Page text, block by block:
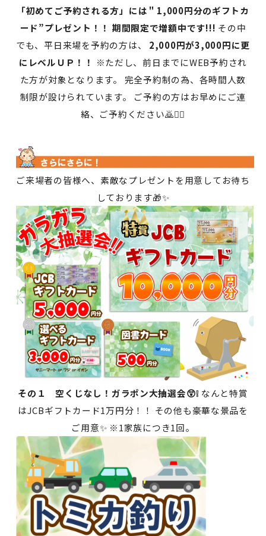
「初めてご予約される方」には＂1,000円分のギフトカ
ード”プレゼント！！ 期間限定で増額中です!!! その中
でも、平日来場を予約の方は、
2,000円が3,000円に更
にレベルＵＰ！！
※ただし、前日までにWEB予約され
た方が対象となります。 完全予約制の為、各時間人数
制限が設けられています。 ご予約の方はお早めにご連
絡、ご予約ください🙇🙇‍♀️
ご来場者の皆様へ、素敵なプレゼントを用意してお待ち
しております🎁✨
その１ 空くじなし！ガラポン大抽選会😲❕ なんと特賞
はJCBギフトカード1万円分！！ その他も豪華な景品を
ご用意✨ ※1家族につき1回。